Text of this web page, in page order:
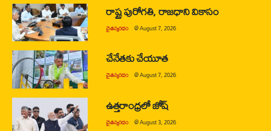
రాష్ట్ర పురోగతి, రాజధాని వికాసం
చైతన్యరధం @August 7, 2026
చేనేతకు చేయూత
చైతన్యరధం @August 7, 2026
ఉత్తరాంధ్రలో జోష్
చైతన్యరధం @August 3, 2026